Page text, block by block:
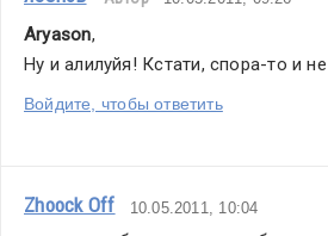
Aryason,
Ну и алилуйя! Кстати, спора-то и
Войдите, чтобы ответить
Zhoock Off 10.05.2011, 10:04